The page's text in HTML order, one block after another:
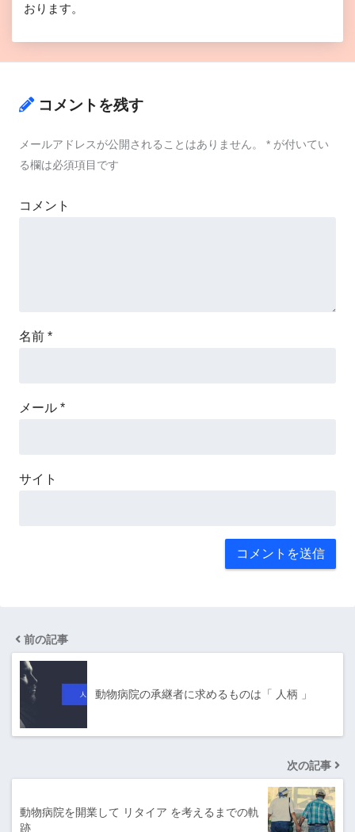
おります。
コメントを残す
メールアドレスが公開されることはありません。 * が付いてい
る欄は必須項目です
コメント
名前 *
メール *
サイト
前の記事
動物病院の承継者に求めるものは「 人柄 」
次の記事
動物病院を開業して リタイア を考えるまでの軌
跡